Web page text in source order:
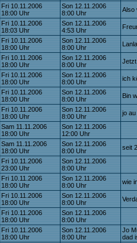
Fri 10.11.2006
18:00 Uhr
Son 12.11.2006
8:00 Uhr
Also
Fri 10.11.2006
18:03 Uhr
Son 12.11.2006
4:53 Uhr
Fri 10.11.2006
18:00 Uhr
Son 12.11.2006
8:00 Uhr
Fri 10.11.2006
18:00 Uhr
Son 12.11.2006
8:00 Uhr
Jetzt
Fri 10.11.2006
18:00 Uhr
Son 12.11.2006
8:00 Uhr
ich
Fri 10.11.2006
18:00 Uhr
Son 12.11.2006
8:00 Uhr
Bin
Fri 10.11.2006
18:00 Uhr
Son 12.11.2006
8:00 Uhr
jo
Sam 11.11.2006
18:00 Uhr
Son 12.11.2006
12:00 Uhr
Sam 11.11.2006
18:00 Uhr
Son 12.11.2006
8:00 Uhr
seit
Fri 10.11.2006
23:00 Uhr
Son 12.11.2006
8:00 Uhr
Fri 10.11.2006
18:00 Uhr
Son 12.11.2006
8:00 Uhr
wie
Fri 10.11.2006
18:00 Uhr
Son 12.11.2006
8:00 Uhr
Fri 10.11.2006
18:00 Uhr
Son 12.11.2006
8:00 Uhr
Fri 10.11.2006
18:00 Uhr
Son 12.11.2006
8:00 Uhr
Jo
dad